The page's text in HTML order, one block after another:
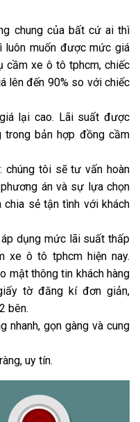
chung của bất cứ ai thì
muốn được mức giá
cầm xe ô tô tphcm, chiếc
lên đến 90% so với chiếc
lại cao. Lãi suất được
bản hợp đồng cầm
chúng tôi sẽ tư vấn hoàn
án và sự lựa chọn
chia sẻ tận tình với khách
dụng mức lãi suất thấp
xe ô tô tphcm hiện nay.
mật thông tin khách hàng
tờ đăng kí đơn giản,
bên.
nhanh, gọn gàng và cung
uy tín.